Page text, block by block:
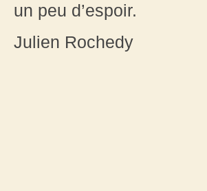
un peu d’espoir.
Julien Rochedy